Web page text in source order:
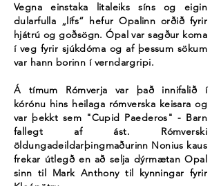
Vegna einstaka litaleiks síns og eigin
dularfulla „lífs“ hefur Opalinn orðið fyrir
hjátrú og goðsögn. Ópal var sagður koma
í veg fyrir sjúkdóma og af þessum sökum
var hann borinn í verndargripi.
Á tímum Rómverja var það innifalið í
kórónu hins heilaga rómverska keisara og
var þekkt sem "Cupid Paederos" - Barn
fallegt af ást. Rómverski
öldungadeildarþingmaðurinn Nonius kaus
frekar útlegð en að selja dýrmætan Opal
sinn til Mark Anthony til kynningar fyrir